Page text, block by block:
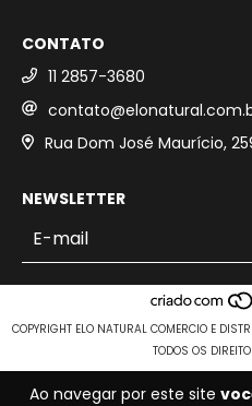
Ao navegar por este site
CONTATO
11 2857-3680
Rua Dom José Maurício,
NEWSLETTER
COPYRIGHT ELO NATURAL COMERCIO E
TODOS OS